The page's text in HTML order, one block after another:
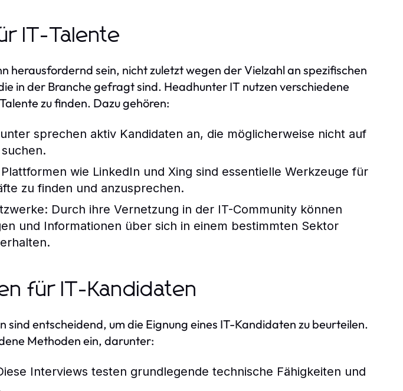
IT-Talente
herausfordernd sein, nicht zuletzt wegen der Vielzahl an spezifischen
in der Branche gefragt sind. Headhunter IT nutzen verschiedene
zu finden. Dazu gehören:
sprechen aktiv Kandidaten an, die möglicherweise nicht auf
Plattformen wie LinkedIn und Xing sind essentielle Werkzeuge für
zu finden und anzusprechen.
Durch ihre Vernetzung in der IT-Community können
und Informationen über sich in einem bestimmten Sektor
für IT-Kandidaten
sind entscheidend, um die Eignung eines IT-Kandidaten zu beurteilen.
Methoden ein, darunter:
Interviews testen grundlegende technische Fähigkeiten und